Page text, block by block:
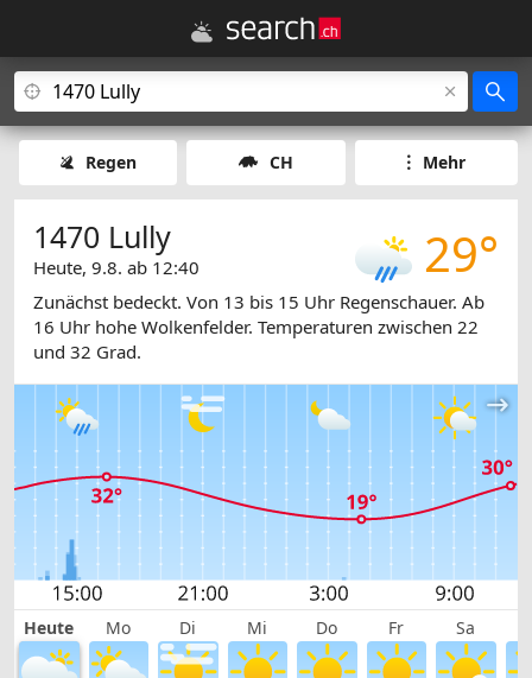
Regen CH Mehr
29°
1470 Lully
Heute, 9.8. ab 12:40
Zunächst bedeckt. Von 13 bis 15 Uhr Regenschauer. Ab
16 Uhr hohe Wolkenfelder. Temperaturen zwischen 22
und 32 Grad.
Heute Mo Di Mi Do Fr Sa